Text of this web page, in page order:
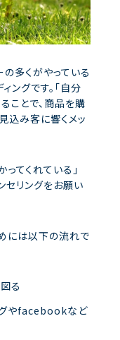
多くがやっている
ングです。「自分
ことで、商品を購
込み客に響くメッ
てくれている」
セリングをお願い
には以下の流れで
る
グやfacebookなど